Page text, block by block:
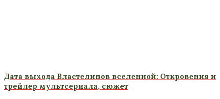
Дата выхода Властелинов вселенной: Откровения и
трейлер мультсериала, сюжет